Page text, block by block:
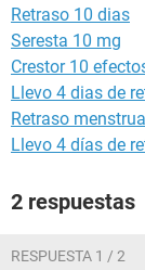
Retraso 10 dias
Seresta 10 mg
Crestor 10
Llevo 4 dias de
Retraso
Llevo 4 días de
2 respuestas
RESPUESTA 1 / 2